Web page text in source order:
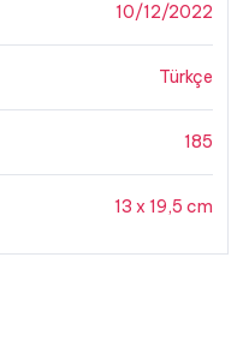
10/12/2022
Türkçe
185
13 x 19,5 cm